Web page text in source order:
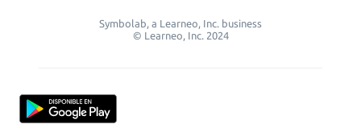
Symbolab, a Learneo, Inc. business
© Learneo, Inc. 2024